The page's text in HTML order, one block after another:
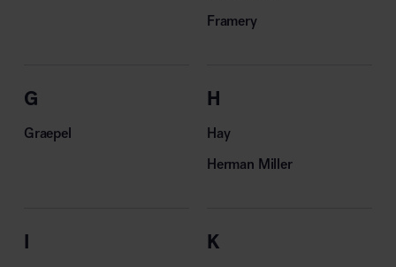
Framery
G
Graepel
H
Hay
Herman Miller
I K